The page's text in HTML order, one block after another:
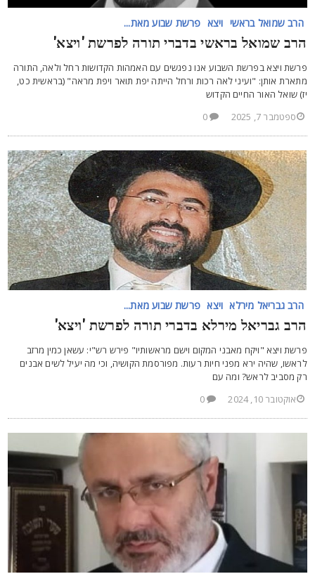
הרב שמואל בראשי ויצא פרשת שבוע מאת...
שמואל בראשי בדברי תורה לפרשת 'ויצא'
ויצא בפרשת השבוע אנו נפגשים עם האמהות הקדושות רחל ולאה, התורה
אותן: "ועיני לאה רכות ורחל הייתה יפת תואר ויפת מראה" (בראשית כט,
שואל האור החיים הקדוש
ספטמבר 7, 2025
0
הרב גבריאל מירלא ויצא פרשת שבוע מאת...
גבריאל מירלא בדברי תורה לפרשת 'ויצא'
ויצא "ויקח מאבני המקום וישם מראשותיו" פירש רש"י: עשאן כמין מרזב
שהיה ירא מפני חיות רעות. מפורסמת הקושיה, וכי מה יעיל לשים אבנים
מסביב לראש? ומה עם
אוקטובר 10, 2024
0